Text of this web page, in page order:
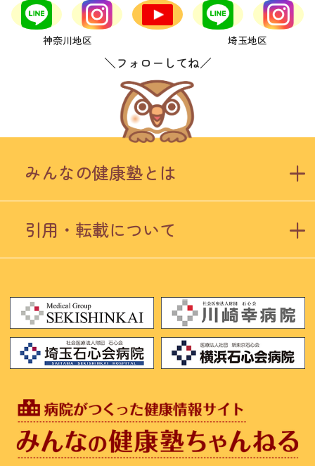
ョ
ン
＼フォローしてね／
神奈川地区 埼玉地区
みんなの健康塾とは
引用・転載について